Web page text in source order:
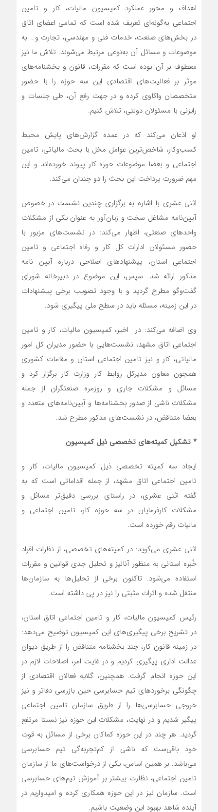
اهداف و محور عملکرد کمیسیون مالیات، کار و تامین
اجتماعی به‌گونه‌ای تعریف شده است که تمامی اعضای اتاق
در بخش‌های صنعت، خدمات فنی و مهندسی، تجارت و… به
موضوعات و مسائل آن به‌نوعی مرتبط می‌شوند. تلاش ما نیز
معطوف بر آن بوده است که مقررات، قانون و بخشنامه‌های
موثر بر فعالیت‌های اقتصادی این سه حوزه را با حضور
متخصصان واکاوی کرده و در جهت رفع آن، طی جلسات و
رایزنی با مسئولان دولتی، تلاش کنیم.
او اذعان می‌کند که در عمده گزارش‌های پایش محیط
کسب‌وکار، شاخص‌ترین عوامل مخل با بحث مالیاتی، تامین
اجتماعی و بعضا موضوعات حوزه کار پیوند خورده‌اند و این
مهم ضرورت پرداخت این بحث را دو چندان می‌کند.
اثنی عشری با اشاره به برگزاری چندین نشست در خصوص
آیین‌نامه مشاغل سخت و زیان‌آور به عنوان یکی از مشکلات
واحدهای صنعتی، اظهار می‌کند: در نشست‌های مزبور با
حضور مسئولان ادارات کل کار و رفاه اجتماعی و تامین
اجتماعی استان، پیشنهادهای اصلاحی درباره آیین نامه
مذکور ارائه شد. سپس، این موضوع در دبیرخانه شورای
گفت‌وگو مطرح گردید و با وجود تصویب برخی پیشنهادات
در این زمینه، مسئله باید در سطح ملی پیگیری شود.
وی اضافه می‌کند: در اخیر، کمیسیون مالیات، کار و تامین
اجتماعی اتاق مشهد، نشست‌هایی با حضور مدیران کل امور
مالیاتی، کار و نیز تامین اجتماعی استان و مقامات کشوری
همچون معاون مدیرکل روابط کار وزارت کار برگزار کرد و
مسائل و مشکلات جاری و روزمره صنعتگران از جمله
مشکلات ناشی از صدور بخشنامه‌ها و آیین‌نامه‌های متعدد و
بعضا متناقض، در نشست‌های مذکور مطرح شد.
* تشکیل کمیته‌های تخصصی ذیل کمیسیون
ایجاد سه کمیته تخصصی ذیل کمیسیون مالیات، کار و
تامین اجتماعی اتاق مشهد، از جمله اقداماتی است که به
گفته اثنی عشری، در راستای بررسی دقیق‌تر مسائل و
مشکلات کارفرمایان در سه حوزه کار، تامین اجتماعی و
مالیات رقم خورده است.
اثنی عشری می‌گوید: در کمیته‌های تخصصی، از نظرات افراد
خُبره استانی به منظور آنالیز و تحلیل جدی قوانین و مقررات
استفاده می‌شود. تاکنون برخی از تحلیل‌ها به سازمان‌ها
منتقل شده و اثرات مثبتی را نیز در پی داشته است.
رئیس کمیسیون مالیات، کار و تامین اجتماعی اتاق استان،
در تشریح برخی پیگیری‌های این کمیسیون توضیح می‌دهد:
در زمینه قانون کار، چند بخشنامه متناقض را از طریق دیوان
عدالت اداری پیگیری کردیم و در غایت امر، اصلاحات لازم در
این حوزه انجام گرفت. همچنین، گلایه فعالان اقتصادی از
چگونگی برخوردهای تیم حسابرسی حین بازرسی دفاتر و نیز
خروجی حسابرسی‌ها را از طریق سازمان تامین اجتماعی
پیگیر شدیم و در نهایت، مشکلات این حوزه نیز نسبتا مرتفع
گردید. هر چند در این حوزه کماکان برخی از مسائل به قوت
خود باقی‌ست که ناشی از کم‌تجربه‌گی تیم حسابرسی
می‌باشد. بر همین اساس، یکی از درخواست‌های ما از سازمان
تامین اجتماعی، نظارت بیشتر بر آموزش تیم‌های حسابرسی
است. سازمان نیز در این حوزه همکاری کرده و امیدواریم در
آینده شاهد بهبود این وضعیت باشیم.